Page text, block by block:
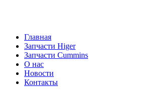
Главная
Запчасти Higer
Запчасти Cummins
О нас
Новости
Контакты